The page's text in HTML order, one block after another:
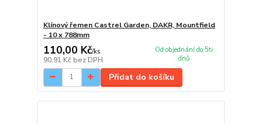
Klínový řemen Castrel Garden, DAKR, Mountfield
- 10 x 788mm
110,00 Kč/ks
90,91 Kč bez DPH
Od objednání do 5ti
dnů
Přidat do košíku